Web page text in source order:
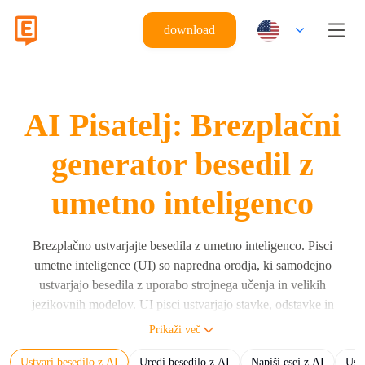
download
AI Pisatelj: Brezplačni
generator besedil z
umetno inteligenco
Brezplačno ustvarjajte besedila z umetno inteligenco. Pisci
umetne inteligence (UI) so napredna orodja, ki samodejno
ustvarjajo besedila z uporabo strojnega učenja in velikih
jezikovnih modelov. UI pisci ustvarjajo stavke, odstavke in
celotne dokumente na podlagi navodil uporabnikov z uporabo
Prikaži več
Ustvari besedilo z AI Uredi besedilo z AI Napiši esej z AI